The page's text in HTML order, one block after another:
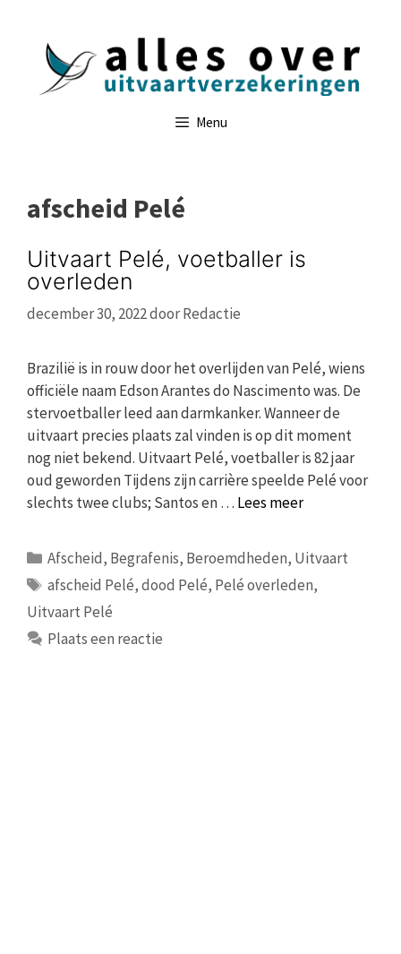
Menu
afscheid Pelé
Uitvaart Pelé, voetballer is
overleden
december 30, 2022doorRedactie
Brazilië is in rouw door het overlijden van Pelé, wiens
officiële naam Edson Arantes do Nascimento was. De
stervoetballer leed aan darmkanker. Wanneer de
uitvaart precies plaats zal vinden is op dit moment
nog niet bekend. Uitvaart Pelé, voetballer is 82 jaar
oud geworden Tijdens zijn carrière speelde Pelé voor
slechts twee clubs; Santos en … Lees meer
Categorieën
Afscheid, Begrafenis, Beroemdheden, Uitvaart
Tags
afscheid Pelé,dood Pelé, Pelé overleden,
Uitvaart Pelé
Plaats een reactie